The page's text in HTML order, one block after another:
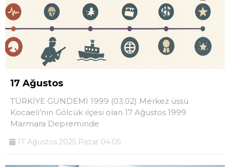
17 Ağustos
TÜRKİYE GÜNDEMİ 1999 (03:02) Merkez üssü
Kocaeli’nin Gölcük ilçesi olan 17 Ağustos 1999
Marmara Depreminde
17 Ağustos 2025 Pazar 04:05